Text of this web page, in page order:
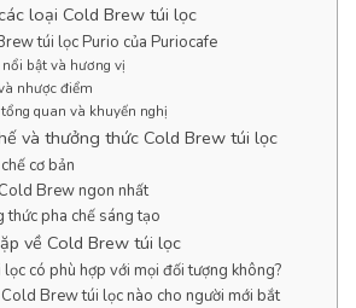
loại Cold Brew túi lọc
túi lọc Purio của Puriocafe
bật và hương vị
nhược điểm
quan và khuyến nghị
và thưởng thức Cold Brew túi lọc
cơ bản
Brew ngon nhất
thức pha chế sáng tạo
về Cold Brew túi lọc
có phù hợp với mọi đối tượng không?
Brew túi lọc nào cho người mới bắt